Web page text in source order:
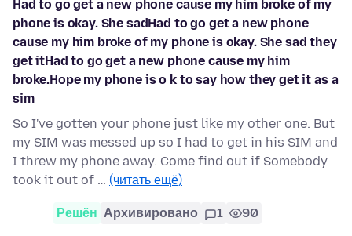
Had to go get a new phone cause my him broke of my
phone is okay. She sadHad to go get a new phone
cause my him broke of my phone is okay. She sad they
get itHad to go get a new phone cause my him
broke.Hope my phone is o k to say how they get it as a
sim
So I've gotten your phone just like my other one. But
my SIM was messed up so I had to get in his SIM and
I threw my phone away. Come find out if Somebody
took it out of … (читать ещё)
Решён Архивировано 1 90